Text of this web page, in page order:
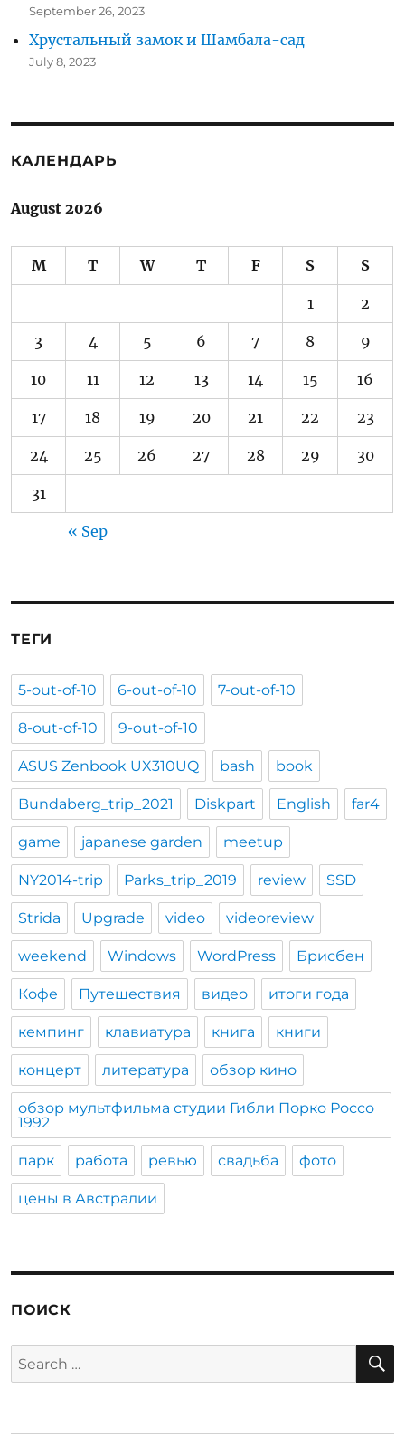
September 26, 2023
Хрустальный замок и Шамбала-сад
July 8, 2023
КАЛЕНДАРЬ
August 2026
M T W T F S S
1 2
3 4 5 6 7 8 9
10 11 12 13 14 15 16
17 18 19 20 21 22 23
24 25 26 27 28 29 30
31
« Sep
ТЕГИ
5-out-of-10 6-out-of-10 7-out-of-10
8-out-of-10 9-out-of-10
ASUS Zenbook UX310UQ bash book
Bundaberg_trip_2021 Diskpart English far4
game japanese garden meetup
NY2014-trip Parks_trip_2019 review SSD
Strida Upgrade video videoreview
weekend Windows WordPress Брисбен
Кофе Путешествия видео итоги года
кемпинг клавиатура книга книги
концерт литература обзор кино
обзор мультфильма студии Гибли Порко Россо
1992
парк работа ревью свадьба фото
цены в Австралии
ПОИСК
Search
for: